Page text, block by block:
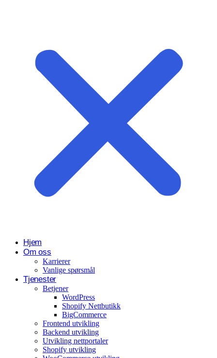
Hjem
Om oss
Karrierer
Vanlige spørsmål
Tjenester
Betjener
WordPress
Shopify Nettbutikk
BigCommerce
Frontend utvikling
Backend utvikling
Utvikling nettportaler
Shopify utvikling
Arrangementer og opplevelser
Eventplanleggere